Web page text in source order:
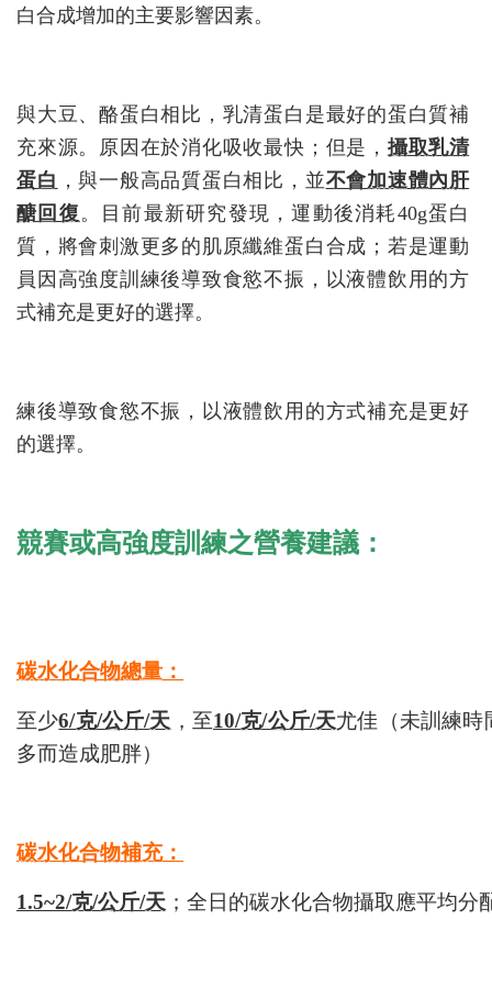
白合成增加的主要影響因素。
與大豆、酪蛋白相比，乳清蛋白是最好的蛋白質補
充來源。原因在於消化吸收最快；但是， 攝取乳清
蛋白 ，與一般高品質蛋白相比，並不會加速體內肝
醣回復。目前最新研究發現，運動後消耗40g蛋白
質，將會刺激更多的肌原纖維蛋白合成；若是運動
員因高強度訓練後導致食慾不振，以液體飲用的方
式補充是更好的選擇。
練後導致食慾不振，以液體飲用的方式補充是更好
的選擇。
競賽或高強度訓練之營養建議：
碳水化合物總量：
至少6/克/公斤/天 ，至10/克/公斤/天尤佳（未訓練時
多而造成肥胖）
碳水化合物補充：
1.5~2/克/公斤/天 ；全日的碳水化合物攝取應平均分